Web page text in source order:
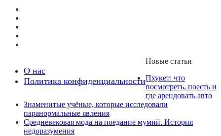
О нас
Политика конфиденциальности
Новые статьи
Пхукет: что
посмотреть, поесть и
где арендовать авто
Знаменитые учёные, которые исследовали
паранормальные явления
Средневековая мода на поедание мумий. История
недоразумения